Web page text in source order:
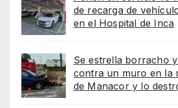
de recarga de
en el Hospital de Inca
Se estrella borracho
contra un muro en la
de Manacor y lo